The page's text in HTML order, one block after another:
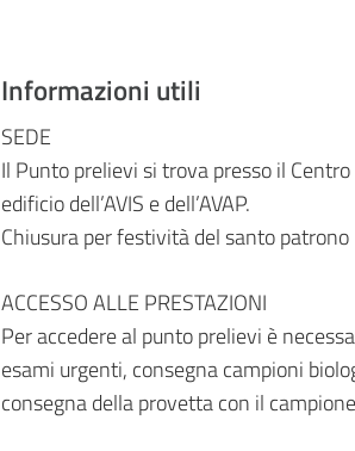
Informazioni utili
SEDE
Il Punto prelievi si trova presso il
edificio dell’AVIS e dell’AVAP.
Chiusura per festività del santo
ACCESSO ALLE PRESTAZIONI
Per accedere al punto prelievi è
esami urgenti, consegna campioni
consegna della provetta con il